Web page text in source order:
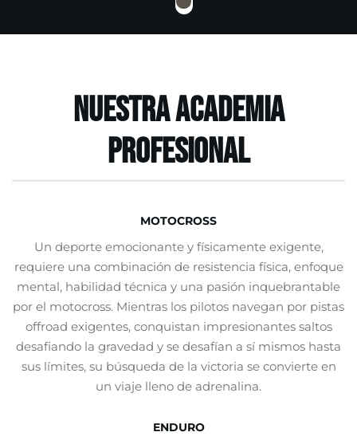
Nuestra academia
profesional
MOTOCROSS
Un deporte emocionante y físicamente exigente,
requiere una combinación de resistencia física, enfoque
mental, habilidad técnica y una pasión inquebrantable
por el motocross. Mientras los pilotos navegan por pistas
offroad exigentes, conquistan impresionantes saltos
desafiando la gravedad y se desafían a sí mismos hasta
sus límites, su búsqueda de la victoria se convierte en
un viaje lleno de adrenalina.
ENDURO